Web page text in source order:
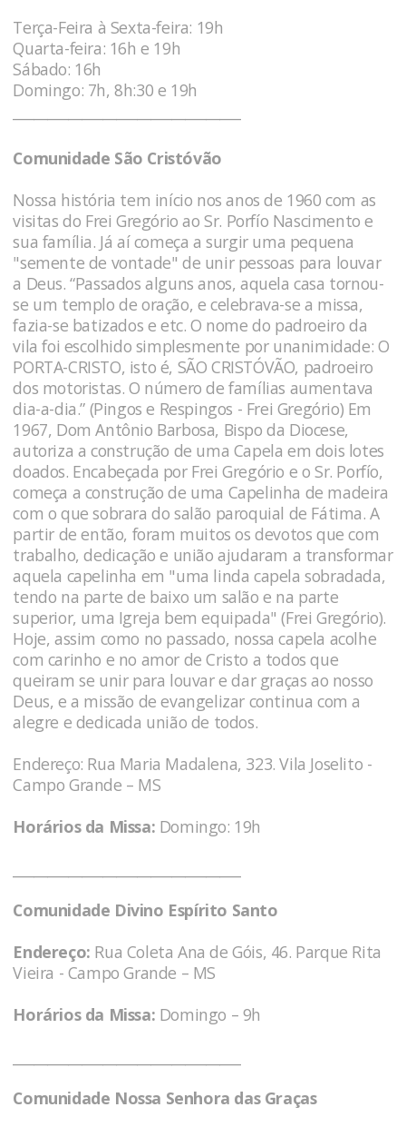
Terça-Feira à Sexta-feira: 19h
Quarta-feira: 16h e 19h
Sábado: 16h
Domingo: 7h, 8h:30 e 19h
Comunidade São Cristóvão
Nossa história tem início nos anos de 1960 com as
visitas do Frei Gregório ao Sr. Porfío Nascimento e
sua família. Já aí começa a surgir uma pequena
"semente de vontade" de unir pessoas para louvar
a Deus. “Passados alguns anos, aquela casa tornou-
se um templo de oração, e celebrava-se a missa,
fazia-­se batizados e etc. O nome do padroeiro da
vila foi escolhido simplesmente por unanimidade: O
PORTA-CRISTO, isto é, SÃO CRISTÓVÃO, padroeiro
dos motoristas. O número de famílias aumentava
dia-a-dia.” (Pingos e Respingos - Frei Gregório) Em
1967, Dom Antônio Barbosa, Bispo da Diocese,
autoriza a construção de uma Capela em dois lotes
doados. Encabeçada por Frei Gregório e o Sr. Porfío,
começa a construção de uma Capelinha de madeira
com o que sobrara do salão paroquial de Fátima. A
partir de então, foram muitos os devotos que com
trabalho, dedicação e união ajudaram a transformar
aquela capelinha em "uma linda capela sobradada,
tendo na parte de baixo um salão e na parte
superior, uma Igreja bem equipada" (Frei Gregório).
Hoje, assim como no passado, nossa capela acolhe
com carinho e no amor de Cristo a todos que
queiram se unir para louvar e dar graças ao nosso
Deus, e a missão de evangelizar continua com a
alegre e dedicada união de todos.
Endereço: Rua Maria Madalena, 323. Vila Joselito -
Campo Grande – MS
Horários da Missa: Domingo: 19h
Comunidade Divino Espírito Santo
Endereço: Rua Coleta Ana de Góis, 46. Parque Rita
Vieira - Campo Grande – MS
Horários da Missa: Domingo – 9h
Comunidade Nossa Senhora das Graças